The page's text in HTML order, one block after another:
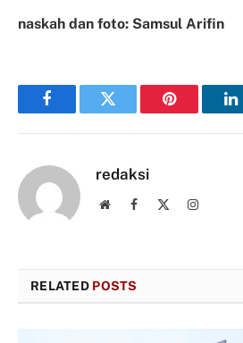
naskah dan foto: Samsul Arifin
FacebookTwitter Pinterest
redaksi
WebsiteFacebook Instagram
RELATED POSTS